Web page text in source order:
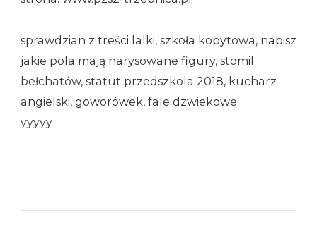
sprawdzian z treści lalki, szkoła kopytowa, napisz
jakie pola mają narysowane figury, stomil
bełchatów, statut przedszkola 2018, kucharz
angielski, goworówek, fale dzwiekowe
yyyyy